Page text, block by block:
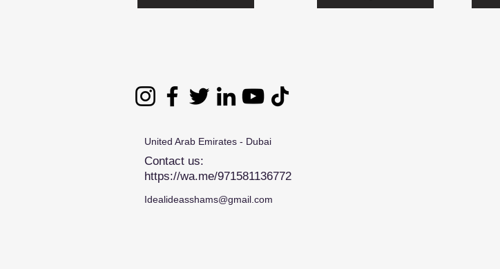
United Arab Emirates - Dubai
Contact us:
https://wa.me/971581136772
Idealideasshams@gmail.com